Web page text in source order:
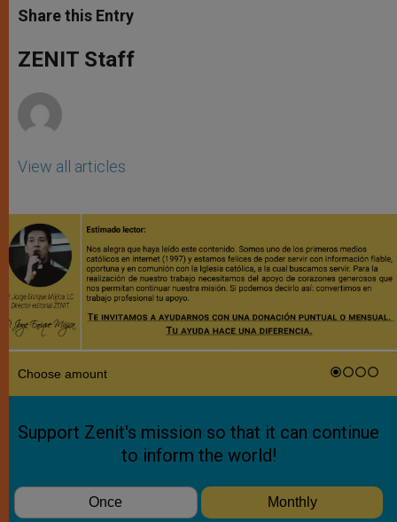
t
s
p
p
s
e
g
e
e
b
o
k
Share this Entry
ZENIT Staff
View all articles